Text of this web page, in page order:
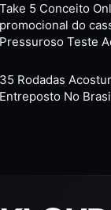
Take 5 Conceito
promocional do
Pressuroso Teste
35 Rodadas
Entreposto No